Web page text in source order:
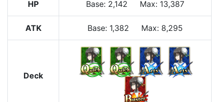
HP Base: 2,142 Max: 13,387
ATK Base: 1,382 Max: 8,295
Deck